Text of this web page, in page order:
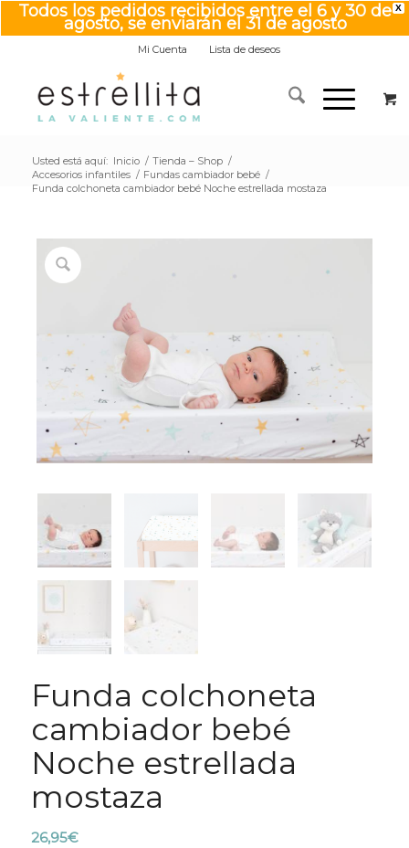
X
Todos los pedidos recibidos entre el 6 y 30 de
agosto, se enviarán el 31 de agosto
Mi Cuenta Lista de deseos
Usted está aquí: Inicio / Tienda – Shop /
Accesorios infantiles / Fundas cambiador bebé /
Funda colchoneta cambiador bebé Noche estrellada mostaza
Funda colchoneta
cambiador bebé
Noche estrellada
mostaza
26,95€